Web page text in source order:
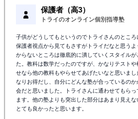
保護者（高3）
トライのオンライン個別指導塾
子供がどうしてもというのでトライさんのところ
保護者視点から見てもさすがトライだなと思う
からないところは徹底的に潰していくスタイル
た。教科は数学だったのですが、かなりテストや
せなら他の教科もやらせてあげたいなと思いま
なりお得だし、自分にどんな塾が合っているの
会だと思いました。トライさんに通わせてもら
ます。他の塾よりも突出した部分はあまり見えな
とても良かったと思います。